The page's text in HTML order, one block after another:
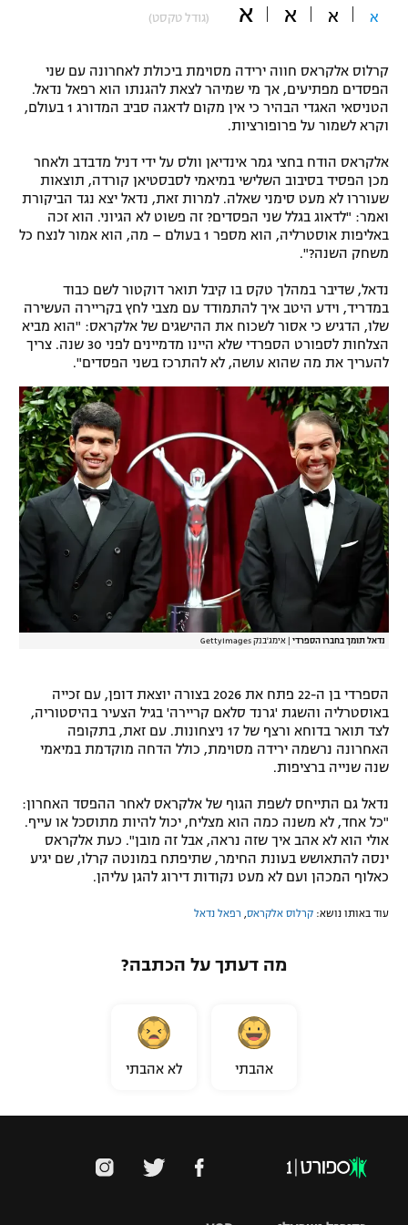
"מחצית בשכונה" – פודקאסט
משתתפים וזוכים בפרסים
תקנון עבור פעילות אלקטרה
תקנון עבור פעילות ספורט 1 – "מרלן"
גיימינג E-Sports
מדיניות פרטיות
תקנון פעילות ספורט 1
רשיון להקרנה פומבית לבית עסק
הצטרפות לחבילת הערוצים
לוח דרושים – ג'ובנט
תגיות
המגזין
ספורט מוטורי
כדורמים
פוטבול אמריקאי NFL
בייסבול MLB
ספורט אתגרי ואקסטרים
אומנויות לחימה
גיימינג E-Sports
א א א א (גודל טקסט)
קרלוס אלקראס חווה ירידה מסוימת ביכולת לאחרונה עם שני
הפסדים מפתיעים, אך מי שמיהר לצאת להגנתו הוא רפאל נדאל.
הטניסאי האגדי הבהיר כי אין מקום לדאגה סביב המדורג 1 בעולם,
וקרא לשמור על פרופורציות.
אלקראס הודח בחצי גמר אינדיאן וולס על ידי דניל מדבדב ולאחר
מכן הפסיד בסיבוב השלישי במיאמי לסבסטיאן קורדה, תוצאות
שעוררו לא מעט סימני שאלה. למרות זאת, נדאל יצא נגד הביקורת
ואמר: "לדאוג בגלל שני הפסדים? זה פשוט לא הגיוני. הוא זכה
באליפות אוסטרליה, הוא מספר 1 בעולם – מה, הוא אמור לנצח כל
משחק השנה?".
נדאל, שדיבר במהלך טקס בו קיבל תואר דוקטור לשם כבוד
במדריד, וידע היטב איך להתמודד עם מצבי לחץ בקריירה העשירה
שלו, הדגיש כי אסור לשכוח את ההישגים של אלקראס: "הוא מביא
הצלחות לספורט הספרדי שלא היינו מדמיינים לפני 30 שנה. צריך
להעריך את מה שהוא עושה, לא להתרכז בשני הפסדים".
נדאל תומך בחברו הספרדי אימג'בנק GettyImages
הספרדי בן ה-22 פתח את 2026 בצורה יוצאת דופן, עם זכייה
באוסטרליה והשגת 'גרנד סלאם קריירה' בגיל הצעיר בהיסטוריה,
לצד תואר בדוחא ורצף של 17 ניצחונות. עם זאת, בתקופה
האחרונה נרשמה ירידה מסוימת, כולל הדחה מוקדמת במיאמי
שנה שנייה ברציפות.
נדאל גם התייחס לשפת הגוף של אלקראס לאחר ההפסד האחרון:
"כל אחד, לא משנה כמה הוא מצליח, יכול להיות מתוסכל או עייף.
אולי הוא לא אהב איך שזה נראה, אבל זה מובן". כעת אלקראס
ינסה להתאושש בעונת החימר, שתיפתח במונטה קרלו, שם יגיע
כאלוף המכהן ועם לא מעט נקודות דירוג להגן עליהן.
עוד באותו נושא: קרלוס אלקראס, רפאל נדאל
מה דעתך על הכתבה?
אהבתי לא אהבתי